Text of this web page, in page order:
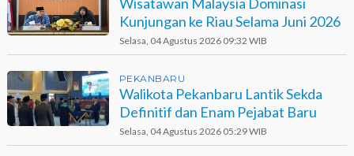
Kunjungan ke Riau Selama Juni 2026
Selasa, 04 Agustus 2026 09:32 WIB
PEKANBARU
Walikota Pekanbaru Lantik Sekda
Definitif dan Enam Pejabat Baru
Selasa, 04 Agustus 2026 05:29 WIB